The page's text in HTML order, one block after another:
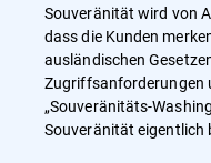
Souveränität wird von
dass die Kunden
ausländischen
Zugriffsanforderungen
„Souveränitäts-
Souveränität eigentlich